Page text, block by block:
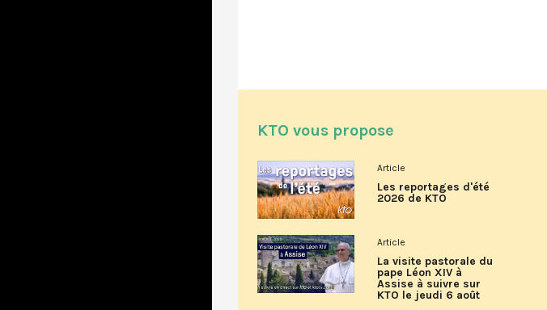
KTO vous propose
Article
Les reportages d'été
2026 de KTO
Article
La visite pastorale du
pape Léon XIV à
Assise à suivre sur
KTO le jeudi 6 août